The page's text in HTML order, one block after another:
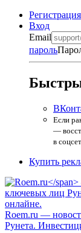
Регистрация
Вход
Email
пароль
Если
—
в
Купить
Roem.ru —
Рунета.